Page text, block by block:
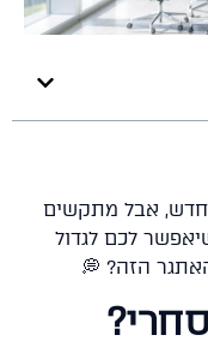
אבל מתקשים
לכם לגדול
הזה? 💭